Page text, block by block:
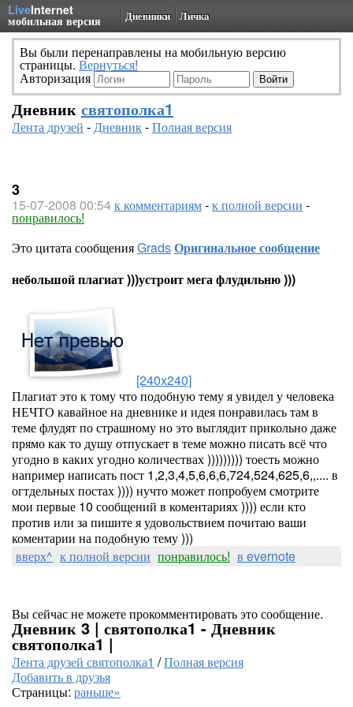
LiveInternet
мобильная версия Дневники Личка
Вы были перенаправлены на мобильную версию
страницы. Вернуться!
Авторизация
Дневник святополка1
Лента друзей -Дневник-Полная версия
3
15-07-2008 00:54к комментариям-к полной версии -
понравилось!
Это цитата сообщенияGradsОригинальное сообщение
небольшой плагиат )))устроит мега флудильню )))
[240x240]
Плагиат это к тому что подобную тему я увидел у человека
НЕЧТО кавайное на дневнике и идея понравилась там в
теме флудят по страшному но это выглядит прикольно даже
прямо как то душу отпускает в теме можно писать всё что
угодно в каких угодно количествах ))))))))) тоесть можно
например написать пост 1,2,3,4,5,6,6,6,724,524,625,6,,.... в
огтдельных постах )))) нучто может попробуем смотрите
мои первые 10 сообщений в коментариях )))) если кто
против или за пишите я удовольствием почитаю ваши
коментарии на подобную тему )))
вверх^ к полной версии понравилось! в evernote
Вы сейчас не можете прокомментировать это сообщение.
Дневник 3 | святополка1 - Дневник
святополка1 |
Лента друзей святополка1 /Полная версия
Добавить в друзья
Страницы: раньше»